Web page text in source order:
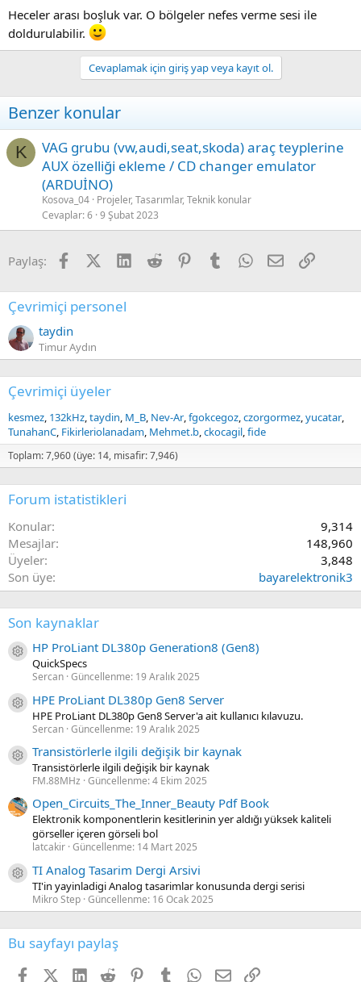
Heceler arası boşluk var. O bölgeler nefes verme sesi ile
doldurulabilir.
Cevaplamak için giriş yap veya kayıt ol.
Benzer konular
K
VAG grubu (vw,audi,seat,skoda) araç teyplerine
AUX özelliği ekleme / CD changer emulator
(ARDUİNO)
Kosova_04 Projeler, Tasarımlar, Teknik konular
Cevaplar 6 9 Şubat 2023
Paylaş: FacebookX (Twitter)
LinkedIn
Reddit PinterestTumblrWhatsApp
E-postaLink
Çevrimiçi personel
taydin
Timur Aydın
Çevrimiçi üyeler
kesmez 132kHz taydin M_B Nev-Ar fgokcegoz czorgormez yucatar
TunahanC Fikirleriolanadam Mehmet.b ckocagil fide
Toplam: 7,960 (üye: 14, misafir: 7,946)
Forum istatistikleri
Konular
9,314
Mesajlar
148,960
Üyeler
3,848
Son üye
bayarelektronik3
Son kaynaklar
Kaynak ikon/amblem
HP ProLiant DL380p Generation8 (Gen8)
QuickSpecs
Sercan Güncellenme: 19 Aralık 2025
Kaynak ikon/amblem
HPE ProLiant DL380p Gen8 Server
HPE ProLiant DL380p Gen8 Server'a ait kullanıcı kılavuzu.
Sercan Güncellenme: 19 Aralık 2025
Kaynak ikon/amblem
Transistörlerle ilgili değişik bir kaynak
Transistörlerle ilgili değişik bir kaynak
FM.88MHz Güncellenme:4 Ekim 2025
Open_Circuits_The_Inner_Beauty Pdf Book
Elektronik komponentlerin kesitlerinin yer aldığı yüksek kaliteli
görseller içeren görseli bol
latcakir Güncellenme: 14 Mart 2025
Kaynak ikon/amblem
TI Analog Tasarim Dergi Arsivi
TI'in yayinladigi Analog tasarimlar konusunda dergi serisi
Mikro Step Güncellenme: 16 Ocak 2025
Bu sayfayı paylaş
FacebookX (Twitter)
LinkedIn
Reddit PinterestTumblr WhatsApp
E-postaLink